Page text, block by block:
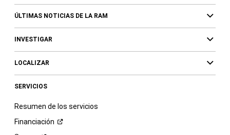
ÚLTIMAS NOTICIAS DE LA RAM
INVESTIGAR
LOCALIZAR
SERVICIOS
Resumen de los servicios
Financiación